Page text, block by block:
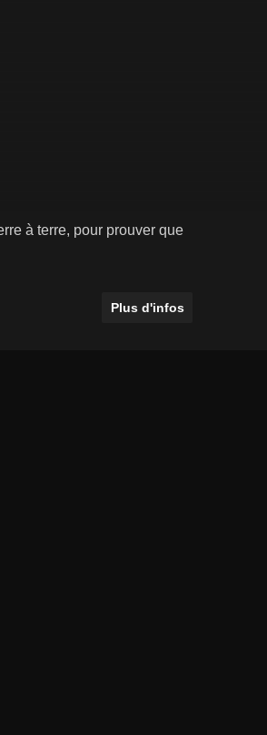
à terre, pour prouver que
Plus d'infos